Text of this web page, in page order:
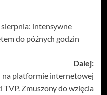
intensywne
do późnych godzin
Dalej:
na platformie internetowej
Zmuszony do wzięcia